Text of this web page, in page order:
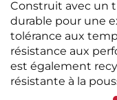
Construit avec un
durable pour une
tolérance aux
résistance aux
est également
résistante à la